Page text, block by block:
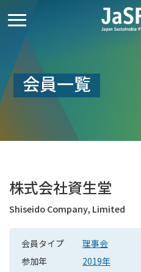
会員一覧
株式会社資生堂
Shiseido Company, Limited
会員タイプ
理事会
参加年
2019年